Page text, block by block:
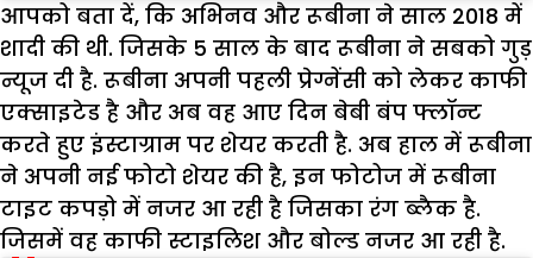
आपको बता दें, कि अभिनव और रूबीना ने साल 2018 में
शादी की थी. जिसके 5 साल के बाद रूबीना ने सबको गुड़
न्यूज दी है. रूबीना अपनी पहली प्रेग्नेंसी को लेकर काफी
एक्साइटेड है और अब वह आए दिन बेबी बंप फ्लॉन्ट
करते हुए इंस्टाग्राम पर शेयर करती है. अब हाल में रूबीना
ने अपनी नई फोटो शेयर की है, इन फोटोज में रूबीना
टाइट कपड़ो में नजर आ रही है जिसका रंग ब्लैक है.
जिसमें वह काफी स्टाइलिश और बोल्ड नजर आ रही है.